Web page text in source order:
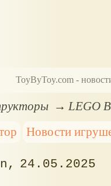
ToyByToy.com -
LEGO
Новости
24.05.2025